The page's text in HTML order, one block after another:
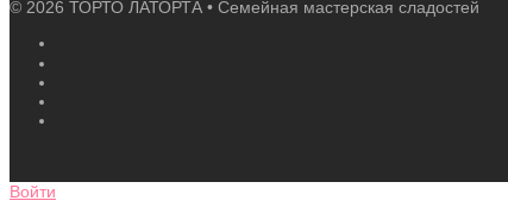
© 2026 ТОРТО ЛАТОРТА • Семейная мастерская сладостей
Войти